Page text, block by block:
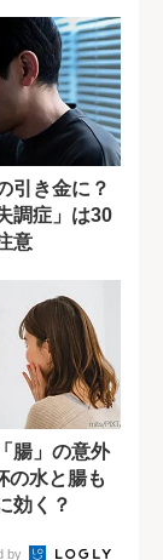
引き金に？
調症」は30
意
腸」の意外
の水と腸も
効く？
by